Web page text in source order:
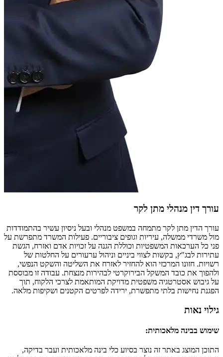
עורך דין מנהלי מתן לקר
עורך הדין מתן לקר מתמחה במשפט מנהלי ובעל ניסיון עשיר בהתמודדות
מול משרדי ממשלה, עיריות וגופים ציבוריים. פעילות המשרד מתפרשת על
פני כל הערכאות המשפטיות וכוללת הגנה על זכויות אדם ואזרח, הגשת
עתירות לבג"ץ, בקשות לצווי ביניים וניהול ערעורים על החלטות של
רשויות. חזונו המרכזי הוא להחזיר לאזרח את השליטה והשקט הנפשי,
ולהפוך את כובד המשקל הבירוקרטי לבהירות מנצחת. עבודה זו מבוססת
על גיבוש אסטרטגיה משפטית מדויקת המותאמת לצרכי הלקוח, תוך
הפגנת נחישות בלתי מתפשרת, ירידה לפרטים הקטנים ושקיפות מלאה.
גילוי נאות
שימוש בבינה מלאכותית:
התוכן המוצג באתר זה נוצר בסיוע כלי בינה מלאכותית ועבר בדיקה,